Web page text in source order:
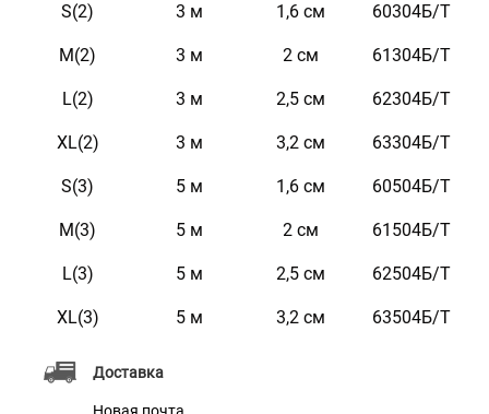
Доставка
Характеристики
Материал Брезент
Цвет Оранжевый
Фурнитура Металл
S(2) 3 м 1,6 см 60304Б/Т
M(2) 3 м 2 см 61304Б/Т
L(2) 3 м 2,5 см 62304Б/Т
XL(2) 3 м 3,2 см 63304Б/Т
S(3) 5 м 1,6 см 60504Б/Т
M(3) 5 м 2 см 61504Б/Т
L(3) 5 м 2,5 см 62504Б/Т
XL(3) 5 м 3,2 см 63504Б/Т